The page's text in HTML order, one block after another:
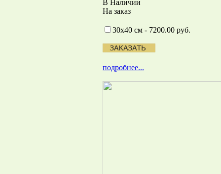
В Наличии
На заказ
30х40 см - 7200.00 руб.
подробнее...